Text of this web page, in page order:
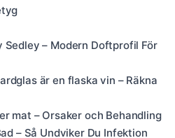
Sedley – Modern Doftprofil För
är en flaska vin – Räkna
mat – Orsaker och Behandling
– Så Undviker Du Infektion